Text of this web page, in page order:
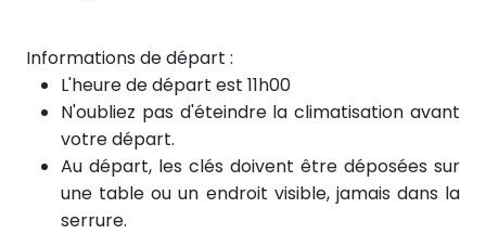
Informations de départ :
L'heure de départ est 11h00
N'oubliez pas d'éteindre la climatisation avant
votre départ.
Au départ, les clés doivent être déposées sur
une table ou un endroit visible, jamais dans la
serrure.